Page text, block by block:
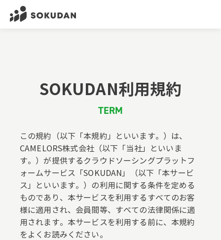
SOKUDAN利用規約
TERM
この規約（以下「本規約」といいます。）は、
CAMELORS株式会社（以下「当社」といいま
す。）が提供するクラウドソーシングプラットフ
ォームサービス「SOKUDAN」（以下「本サービ
ス」といいます。）の利用に関する条件を定める
ものであり、本サービスを利用するすべてのお客
様に適用され、会員間等、すべての法律関係に適
用されます。本サービスを利用する前に、本規約
をよくお読みください。